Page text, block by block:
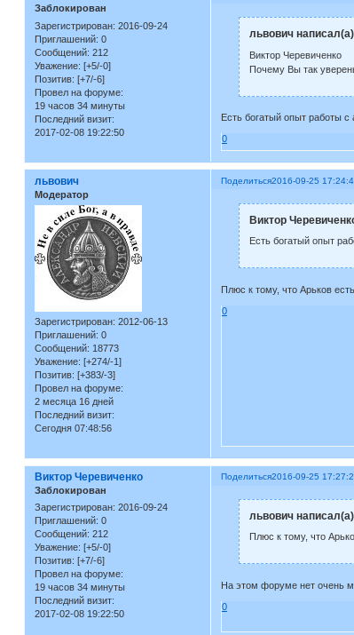
Заблокирован
Зарегистрирован: 2016-09-24
Приглашений: 0
Сообщений: 212
Уважение: [+5/-0]
Позитив: [+7/-6]
Провел на форуме:
19 часов 34 минуты
Последний визит:
2017-02-08 19:22:50
львович
Виктор Черевиченко
Почему Вы так
Есть богатый опыт работы
0
Поделиться2016-09-25
львович
Модератор
Зарегистрирован: 2012-06-13
Приглашений: 0
Сообщений: 18773
Уважение: [+274/-1]
Позитив: [+383/-3]
Провел на форуме:
2 месяца 16 дней
Последний визит:
Сегодня 07:48:56
Виктор
Есть богатый опыт
Плюс к тому, что Арьков
0
Поделиться2016-09-25
Виктор Черевиченко
Заблокирован
Зарегистрирован: 2016-09-24
Приглашений: 0
Сообщений: 212
Уважение: [+5/-0]
Позитив: [+7/-6]
Провел на форуме:
19 часов 34 минуты
Последний визит:
2017-02-08 19:22:50
львович
Плюс к тому, что
На этом форуме нет очень
0